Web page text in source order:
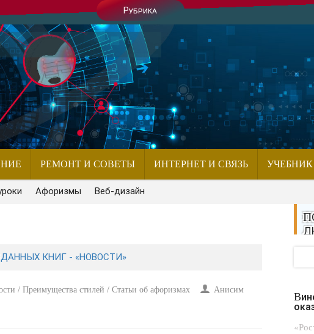
Рубрика
РЕМОНТ И СОВЕТЫ ИНТЕРНЕТ И СВЯЗЬ УЧЕБНИК
Афоризмы Веб-дизайн
КНИГ - «НОВОСТИ»
/ Преимущества стилей / Статьи об афоризмах
Анисим
ПОХОЖИЕ НОВОСТИ
Виновником сбоя в Рунете